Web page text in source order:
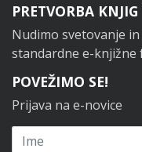
PRETVORBA
Nudimo svetovanje
standardne e-knjižne
POVEŽIMO SE!
Prijava na e-novice